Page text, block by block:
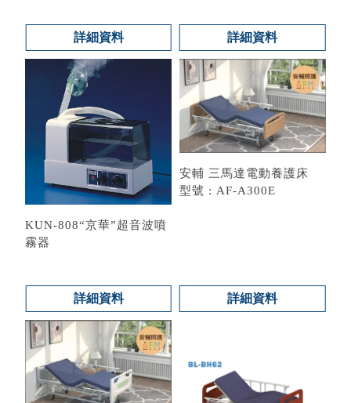
詳細資料 詳細資料
KUN-808“京華”超音波噴
霧器
詳細資料
安輔 三馬達電動養護床
型號 : AF-A300E
詳細資料